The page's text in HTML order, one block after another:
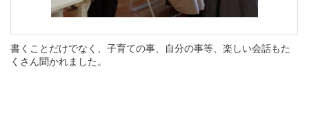
書くことだけでなく、子育ての事、自分の事等、楽しい会話もた
くさん聞かれました。